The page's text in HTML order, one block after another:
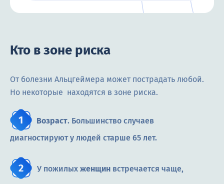
Кто в зоне риска
От болезни Альцгеймера может пострадать любой.
Но некоторые находятся в зоне риска.
Возраст. Большинство случаев
диагностируют у людей старше 65 лет.
У пожилых женщин встречается чаще,